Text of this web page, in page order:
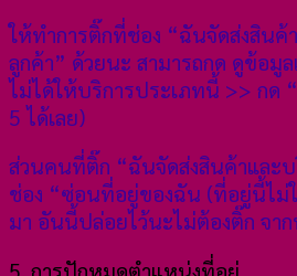
ให้ทำการติ๊กที่ช่อง “ฉันจัดส่งสินค้
ลูกค้า” ด้วยนะ สามารถกด ดูข้อมู
ไม่ได้ให้บริการประเภทนี้ >> กด
5 ได้เลย)
ส่วนคนที่ติ๊ก “ฉันจัดส่งสินค้าและบ
ช่อง “ซ่อนที่อยู่ของฉัน (ที่อยู่นี้ไม่
มา อันนี้ปล่อยไว้นะไม่ต้องติ๊ก จา
5. การปักหมุดตำแหน่งที่อยู่